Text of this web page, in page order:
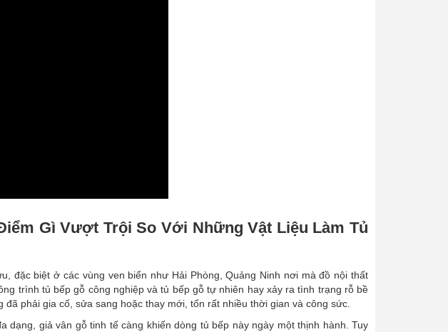
Gì Vượt Trội So Với Những Vật Liệu Làm Tủ
đặc biệt ở các vùng ven biển như Hải Phòng, Quảng Ninh nơi mà đồ nội thất
trình tủ bếp gỗ công nghiệp và tủ bếp gỗ tự nhiên hay xảy ra tình trạng rỗ bề
phải gia cố, sửa sang hoặc thay mới, tốn rất nhiều thời gian và công sức.
dạng, giả vân gỗ tinh tế càng khiến dòng tủ bếp này ngày một thịnh hành. Tuy